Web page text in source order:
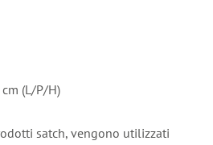
(L/P/H)
satch, vengono utilizzati